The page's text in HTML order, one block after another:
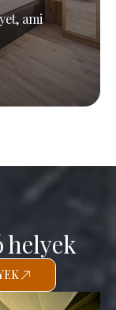
ami
helyek